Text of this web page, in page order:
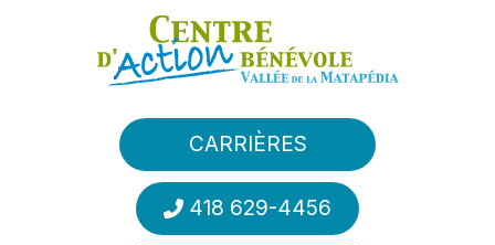
Aller au contenu principal
CARRIÈRES
418 629-4456